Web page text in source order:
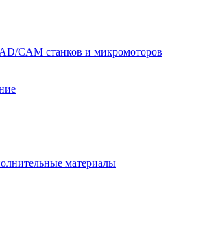
CAM станков и микромоторов
материалы